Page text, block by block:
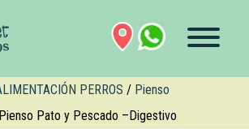
PERROS / Pienso
Pato y Pescado –Digestivo